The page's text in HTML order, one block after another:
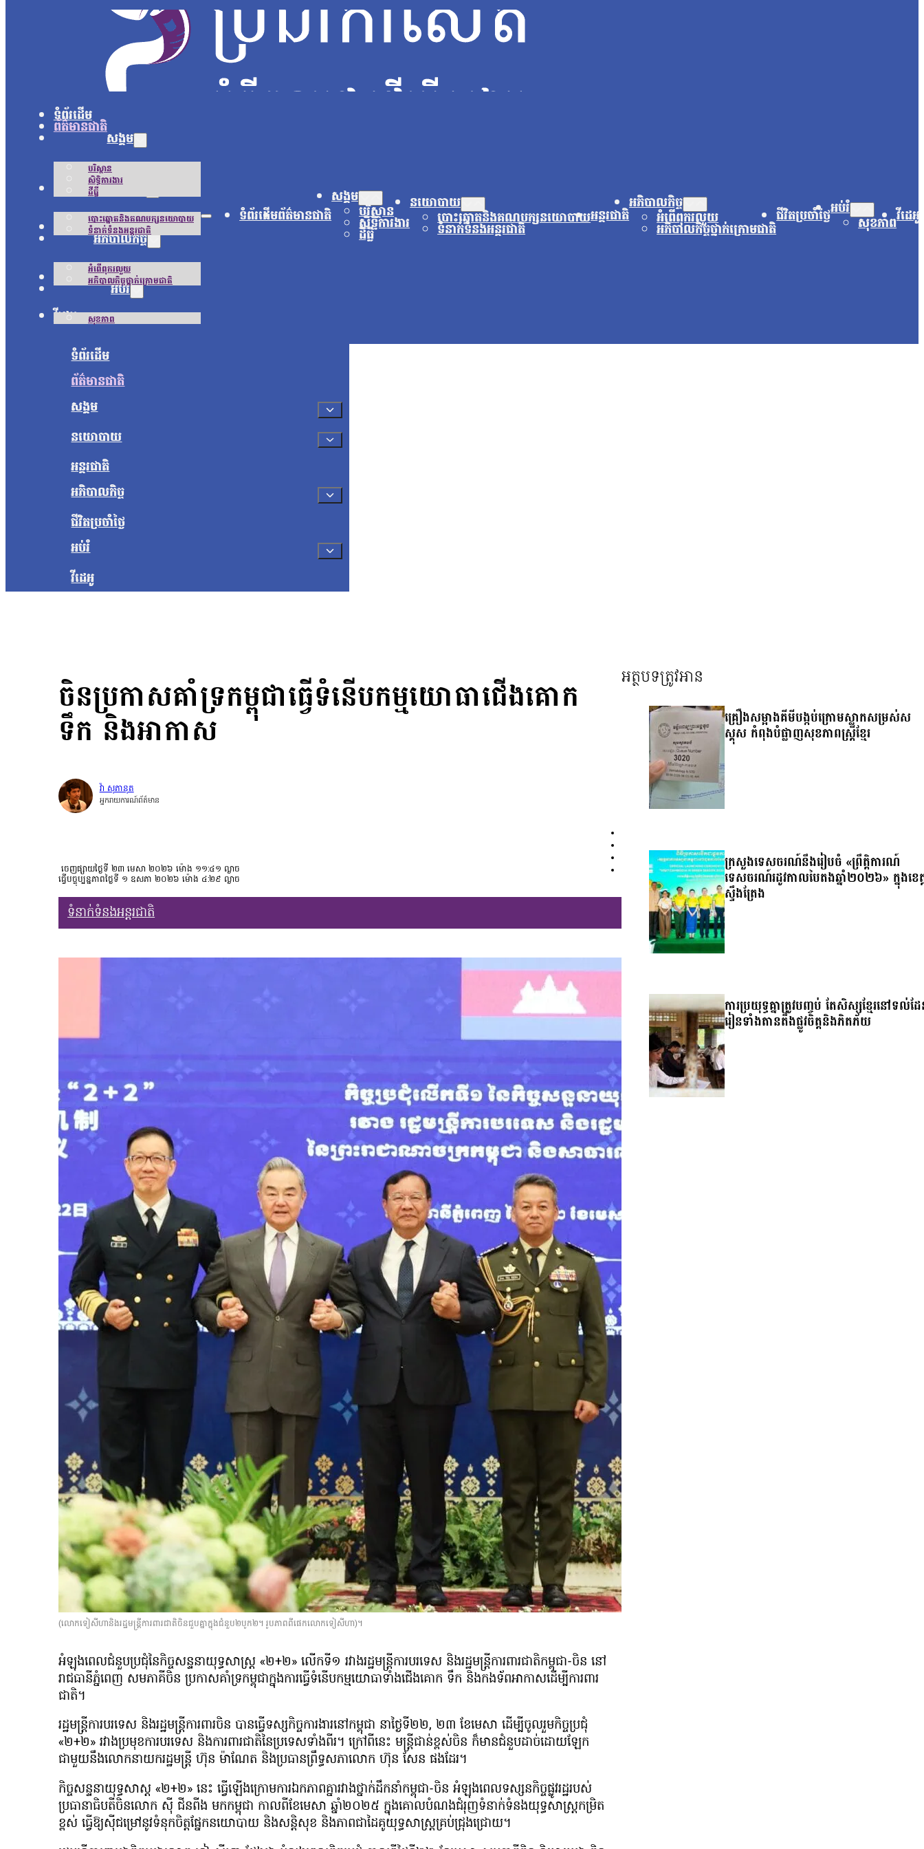
ទំព័រដើម
ព័ត៌មានជាតិ
សង្គម
បរិស្ថាន
សិទ្ធិការងារ
ដីធ្លីនយោបាយ
បោះឆ្នោតនិងគណបក្សនយោបាយ
ទំនាក់ទំនងអន្តរជាតិ
អន្តរជាតិ
អភិបាលកិច្ច
អំពើពុករលួយ
អភិបាលកិច្ចថ្នាក់ក្រោមជាតិ
ជីវិតប្រចាំថ្ងៃ
អប់រំ
សុខភាព
វីដេអូ
ទំព័រដើមព័ត៌មានជាតិ
សង្គម
បរិស្ថាន
សិទ្ធិការងារ
ដីធ្លី
នយោបាយ
បោះឆ្នោតនិងគណបក្សនយោបាយ
ទំនាក់ទំនងអន្តរជាតិ
អន្តរជាតិ
អភិបាលកិច្ច
អំពើពុករលួយ
អភិបាលកិច្ចថ្នាក់ក្រោមជាតិ
ជីវិតប្រចាំថ្ងៃអប់រំ
សុខភាពវីដេអូ
ទំព័រដើម
ព័ត៌មានជាតិ
សង្គម
នយោបាយ
អន្តរជាតិ
អភិបាលកិច្ច
ជីវិតប្រចាំថ្ងៃ
អប់រំ
វីដេអូ
ចិនប្រកាសគាំទ្រកម្ពុជាធ្វើទំនើបកម្មយោធាជើងគោក
ទឹក និងអាកាស
វ៉ា សុភានុត
អ្នករាយការណ៍ព័ត៌មាន
ចេញផ្សាយថ្ងៃទី ២៣ មេសា ២០២៦ ម៉ោង ១១:៤១ ល្ងាច
ធ្វើបច្ចុប្បន្នភាពថ្ងៃទី ១ ឧសភា ២០២៦ ម៉ោង ៤:២៩ ល្ងាច
ទំនាក់ទំនងអន្តរជាតិ
(លោកទៀសីហានិងរដ្ឋមន្ត្រីការពារជាតិចិនជួបគ្នាក្នុងជំនួប២បូក២។ រូបភាពពីផេកលោកទៀសីហា)។
អំឡុងពេលជំនួបប្រជុំនៃកិច្ចសន្ទនាយុទ្ធសាស្រ្ត «២+២» លើកទី១ រវាងរដ្ឋមន្រ្តីការបរទេស និងរដ្ឋមន្រ្តីការពារជាតិកម្ពុជា-ចិន នៅ
រាជធានីភ្នំពេញ សមភាគីចិន ប្រកាសគាំទ្រកម្ពុជាក្នុងការធ្វើទំនើបកម្មយោធាទាំងជើងគោក ទឹក និងកងទ័ពអាកាសដើម្បីការពារ
ជាតិ។
រដ្ឋមន្រ្តីការបរទេស និងរដ្ឋមន្រ្តីការពារចិន បានធ្វើទស្សកិច្ចការងារនៅកម្ពុជា នាថ្ងៃទី២២, ២៣ ខែមេសា ដើម្បីចូលរួមកិច្ចប្រជុំ
«២+២» រវាងប្រមុខការបរទេស និងការពារជាតិនៃប្រទេសទាំងពីរ។ ក្រៅពីនេះ មន្រ្តីជាន់ខ្ពស់ចិន ក៏មានជំនួបដាច់ដោយឡែក
ជាមួយនឹងលោកនាយករដ្ឋមន្រ្តី ហ៊ុន ម៉ាណែត និងប្រធានព្រឹទ្ធសភាលោក ហ៊ុន សែន ផងដែរ។
កិច្ចសន្ទនាយុទ្ធសាស្ត «២+២» នេះ ធ្វើឡើងក្រោមការឯកភាពគ្នារវាងថ្នាក់ដឹកនាំកម្ពុជា-ចិន អំឡុងពេលទស្សនកិច្ចផ្លូវរដ្ឋរបស់
ប្រធានាធិបតីចិនលោក ស៊ី ជីនពីង មកកម្ពុជា កាលពីខែមេសា ឆ្នាំ២០២៥ ក្នុងគោលបំណងជំរុញទំនាក់ទំនងយុទ្ធសាស្ត្រកម្រិត
ខ្ពស់ ធ្វើឱ្យស៊ីជម្រៅនូវទំនុកចិត្តផ្នែកនយោបាយ និងសន្តិសុខ និងភាពជាដៃគូយុទ្ធសាស្ត្រគ្រប់ជ្រុងជ្រោយ។
អត្ថបទត្រូវអាន
គ្រឿងសម្អាងគីមីបង្កប់ក្រោមស្លាកសម្រស់ស
ស្គុស កំពុងបំផ្លាញសុខភាពស្ត្រីខ្មែរ
ក្រសួងទេសចរណ៍នឹងរៀបចំ «ព្រឹត្តិការណ៍
ទេសចរណ៍រដូវកាលបៃតងឆ្នាំ២០២៦» ក្នុងខេ
ស្ទឹងត្រែង
ការប្រយុទ្ធគ្នាត្រូវបញ្ចប់ តែសិស្សខ្មែរនៅទល់ដ
រៀនទាំងតានតឹងផ្លូវចិត្តនិងភិតភ័យ